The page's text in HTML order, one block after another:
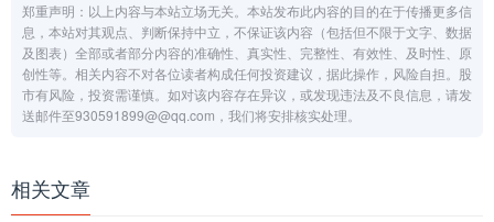
郑重声明：以上内容与本站立场无关。本站发布此内容的目的在于传播更多信
息，本站对其观点、判断保持中立，不保证该内容（包括但不限于文字、数据
及图表）全部或者部分内容的准确性、真实性、完整性、有效性、及时性、原
创性等。相关内容不对各位读者构成任何投资建议，据此操作，风险自担。股
市有风险，投资需谨慎。如对该内容存在异议，或发现违法及不良信息，请发
送邮件至930591899@@qq.com，我们将安排核实处理。
相关文章